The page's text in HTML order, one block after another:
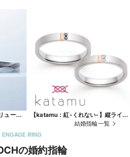
ュー
たスタイ
【katamu：紅-くれない-】縦ライン
に入ったピンクゴールドとホワイトダ
イヤとブラックダイヤがオシャレな結
結婚指輪一覧
ENGAGE RING
の婚約指輪